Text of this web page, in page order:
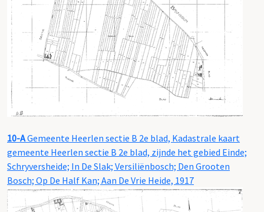
10-AGemeente Heerlen sectie B 2e blad, Kadastrale kaart
gemeente Heerlen sectie B 2e blad, zijnde het gebied Einde;
Schryversheide; In De Slak; Versiliënbosch; Den Grooten
Bosch; Op De Half Kan; Aan De Vrie Heide, 1917